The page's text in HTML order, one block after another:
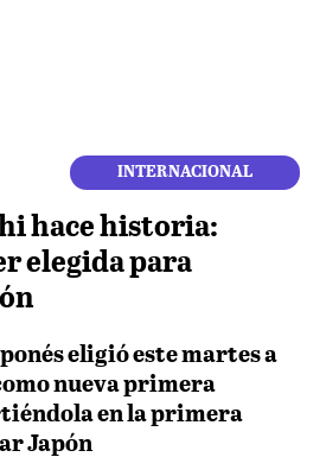
INTERNACIONAL
hace historia:
elegida para
eligió este martes a
nueva primera
en la primera
Japón